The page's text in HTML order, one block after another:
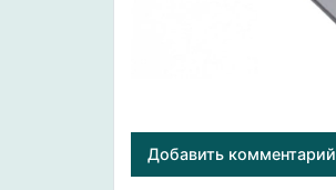
Добавить комментарий